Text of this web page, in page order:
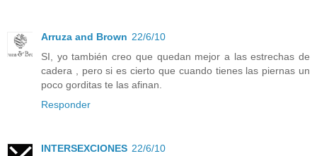
Arruza and Brown 22/6/10
SI, yo también creo que quedan mejor a las estrechas de
cadera , pero si es cierto que cuando tienes las piernas un
poco gorditas te las afinan.
Responder
INTERSEXCIONES 22/6/10